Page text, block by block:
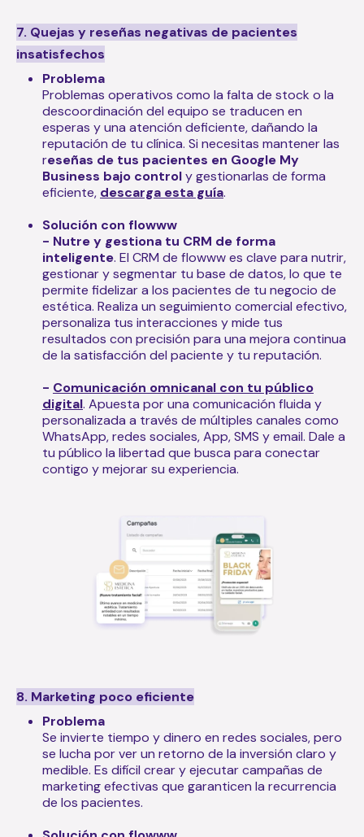
7. Quejas y reseñas negativas de pacientes
insatisfechos
Problema
Problemas operativos como la falta de stock o la
descoordinación del equipo se traducen en
esperas y una atención deficiente, dañando la
reputación de tu clínica. Si necesitas mantener las
reseñas de tus pacientes en Google My
Business bajo controly gestionarlas de forma
eficiente, descarga esta guía.
Solución con flowww
- Nutre y gestiona tu CRM de forma
inteligente. El CRM de flowww es clave para nutrir,
gestionar y segmentar tu base de datos, lo que te
permite fidelizar a los pacientes de tu negocio de
estética. Realiza un seguimiento comercial efectivo,
personaliza tus interacciones y mide tus
resultados con precisión para una mejora continua
de la satisfacción del paciente y tu reputación.
- Comunicación omnicanal con tu público
digital. Apuesta por una comunicación fluida y
personalizada a través de múltiples canales como
WhatsApp, redes sociales, App, SMS y email. Dale a
tu público la libertad que busca para conectar
contigo y mejorar su experiencia.
8. Marketing poco eficiente
Problema
Se invierte tiempo y dinero en redes sociales, pero
se lucha por ver un retorno de la inversión claro y
medible. Es difícil crear y ejecutar campañas de
marketing efectivas que garanticen la recurrencia
de los pacientes.